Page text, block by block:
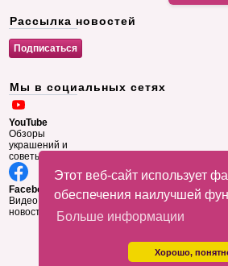
Этот веб-сайт использует
обеспечения наилучшей
Больше информации
Хорошо,
Рассылка новостей
Мы в социальных сетях
YouTube
Обзоры
украшений и
советы
Facebook
Видео и
новости